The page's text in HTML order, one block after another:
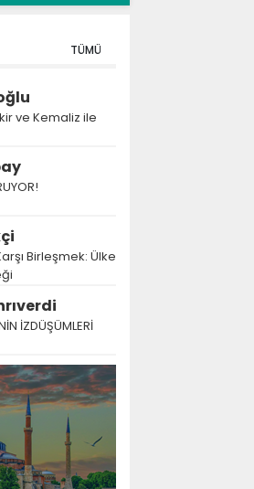
TÜMÜ
ve Kemaliz ile
Birleşmek: Ülke
İZDÜŞÜMLERİ